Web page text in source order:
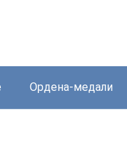
Ордена-медали